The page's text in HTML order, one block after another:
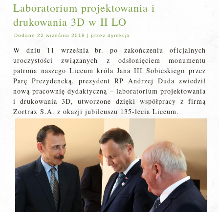
Laboratorium projektowania i
drukowania 3D w II LO
Dodane 22 września 2018 |przez dyrekcja
W dniu 11 września br. po zakończeniu oficjalnych
uroczystości związanych z odsłonięciem monumentu
patrona naszego Liceum króla Jana III Sobieskiego przez
Parę Prezydencką, prezydent RP Andrzej Duda zwiedził
nową pracownię dydaktyczną – laboratorium projektowania
i drukowania 3D, utworzone dzięki współpracy z firmą
Zortrax S.A. z okazji jubileuszu 135-lecia Liceum.